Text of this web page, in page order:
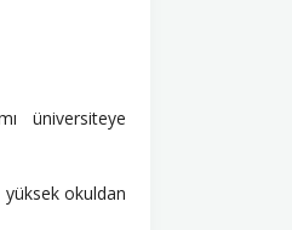
üniversiteye
yüksek okuldan